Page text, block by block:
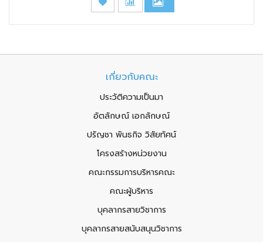
เกี่ยวกับคณะ
ประวัติความเป็นมา
อัตลักษณ์ เอกลักษณ์
ปรัญชา พันธกิจ วิสัยทัศน์
โครงสร้างหน่วยงาน
คณะกรรมการบริหารคณะ
คณะผู้บริหาร
บุคลากรสายวิชาการ
บุคลากรสายสนับสนุนวิชาการ